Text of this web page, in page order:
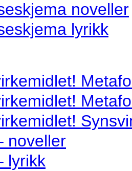
noveller
lyrikk
noveller
lyrikk